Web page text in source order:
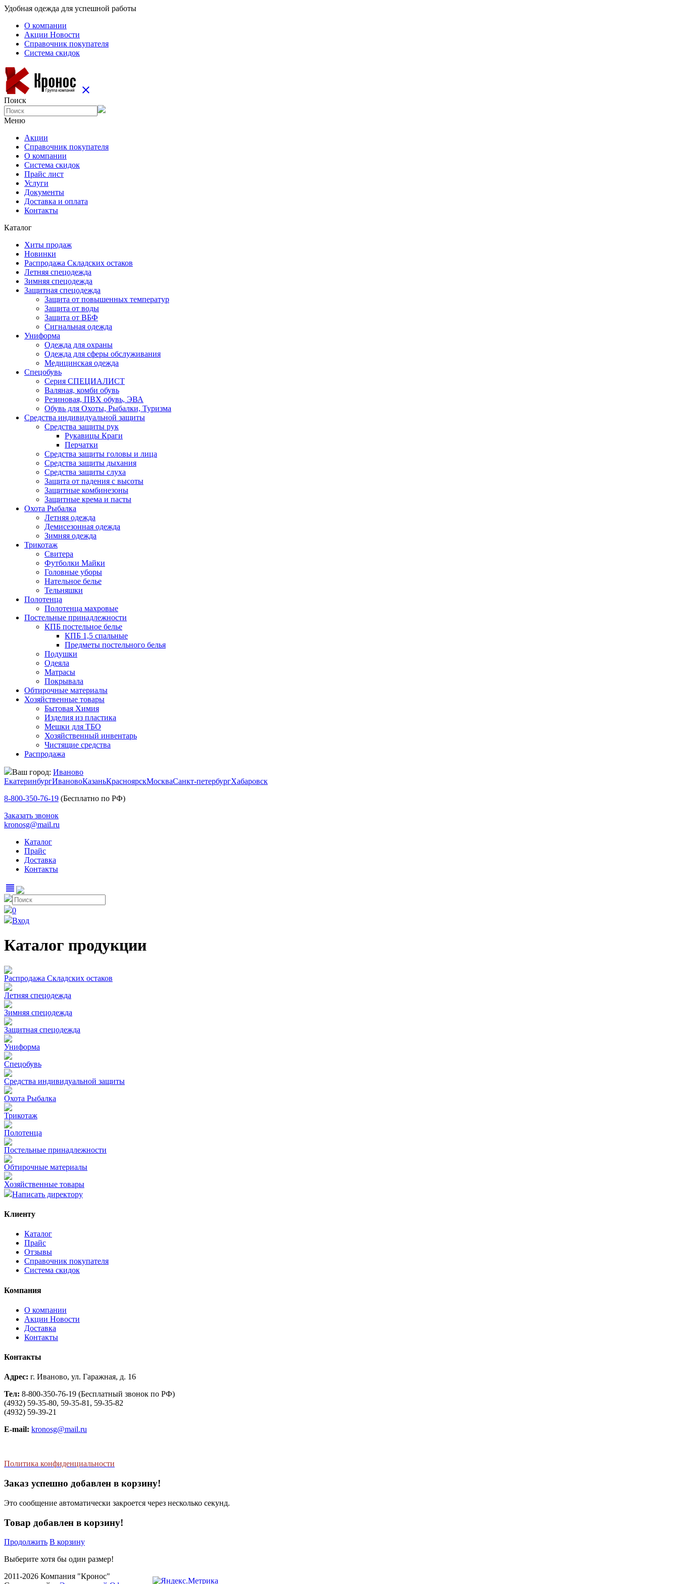
Удобная одежда для успешной работы
О компании
Aкции Новости
Справочник покупателя
Система скидок
close
Поиск
Меню
Aкции
Справочник покупателя
О компании
Система скидок
Прайс лист
Услуги
Документы
Доставка и оплата
Контакты
Каталог
Хиты продаж
Новинки
Распродажа Складских остаков
Летняя спецодежда
Зимняя спецодежда
Защитная спецодежда
Защита от повышенных температур
Защита от воды
Защита от ВБФ
Сигнальная одежда
Униформа
Одежда для охраны
Одежда для сферы обслуживания
Медицинская одежда
Спецобувь
Серия СПЕЦИАЛИСТ
Валяная, комби обувь
Резиновая, ПВХ обувь, ЭВА
Обувь для Охоты, Рыбалки, Туризма
Средства индивидуальной защиты
Средства защиты рук
Рукавицы Краги
Перчатки
Средства защиты головы и лица
Средства защиты дыхания
Средства защиты слуха
Защита от падения с высоты
Защитные комбинезоны
Защитные крема и пасты
Охота Рыбалка
Летняя одежда
Демисезонная одежда
Зимняя одежда
Трикотаж
Свитера
Футболки Майки
Головные уборы
Нательное белье
Тельняшки
Полотенца
Полотенца махровые
Постельные принадлежности
КПБ постельное белье
КПБ 1,5 спальные
Предметы постельного белья
Подушки
Одеяла
Матрасы
Покрывала
Обтирочные материалы
Хозяйственные товары
Бытовая Химия
Изделия из пластика
Мешки для ТБО
Хозяйственный инвентарь
Чистящие средства
Распродажа
Ваш город: Иваново
ЕкатеринбургИвановоКазаньКрасноярскМоскваСанкт-петербургХабаровск
8-800-350-76-19 (Бесплатно по РФ)
Заказать звонок
kronosg@mail.ru
Каталог
Прайс
Доставка
Контакты
view_headline
0
Вход
Каталог продукции
Распродажа Складских остаков
Летняя спецодежда
Зимняя спецодежда
Защитная спецодежда
Униформа
Спецобувь
Средства индивидуальной защиты
Охота Рыбалка
Трикотаж
Полотенца
Постельные принадлежности
Обтирочные материалы
Хозяйственные товары
Написать директору
Клиенту
Каталог
Прайс
Отзывы
Справочник покупателя
Система скидок
Компания
О компании
Aкции Новости
Доставка
Контакты
Контакты
Адрес: г. Иваново, ул. Гаражная, д. 16
Тел: 8-800-350-76-19 (Бесплатный звонок по РФ)
(4932) 59-35-80, 59-35-81, 59-35-82
(4932) 59-39-21
E-mail: kronosg@mail.ru
Политика конфиденциальности
Заказ успешно добавлен в корзину!
Это сообщение автоматически закроется через несколько секунд.
Товар добавлен в корзину!
Продолжить В корзину
Выберите хотя бы один размер!
2011-2026 Компания "Кронос"